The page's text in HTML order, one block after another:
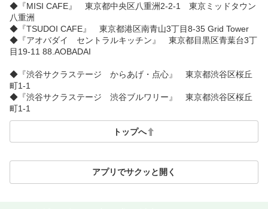
◆『MISI CAFE』 東京都中央区八重洲2-2-1 東京ミッドタウン
八重洲
◆『TSUDOI CAFE』 東京都港区南青山3丁目8-35 Grid Tower
◆『アオバダイ セントラルキッチン』 東京都目黒区青葉台3丁
目19-11 88.AOBADAI
◆『渋谷サクラステージ からあげ・点心』 東京都渋谷区桜丘
町1-1
◆『渋谷サクラステージ 渋谷ブルワリー』 東京都渋谷区桜丘
町1-1
トップへ
アプリでサクッと開く